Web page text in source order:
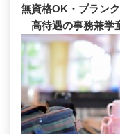
無資格OK・ブラン
高待遇の事務兼学